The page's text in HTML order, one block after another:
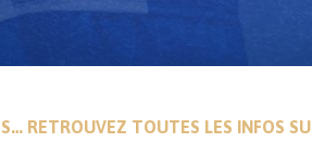
RETROUVEZ TOUTES LES INFOS